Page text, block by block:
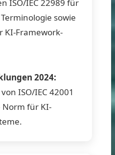
ISO/IEC 22989 für
sowie
KI-Framework-
2024:
ISO/IEC 42001
Norm für KI-